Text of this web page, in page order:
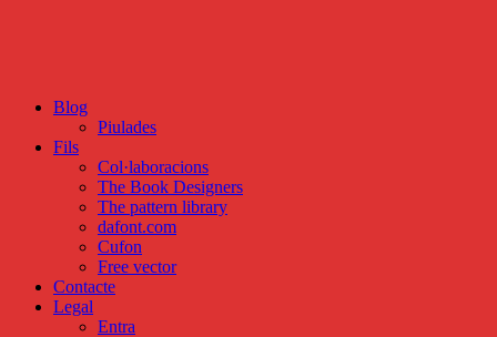
Blog
Piulades
Fils
Col·laboracions
The Book Designers
The pattern library
dafont.com
Cufon
Free vector
Contacte
Legal
Entra